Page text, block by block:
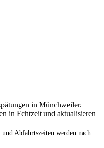
in Münchweiler.
in Echtzeit und aktualisieren
Abfahrtszeiten werden nach